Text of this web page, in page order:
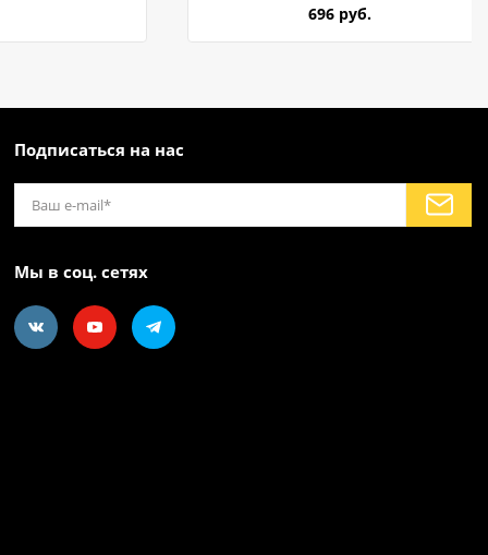
696 руб.
Подписаться на нас
Мы в соц. сетях